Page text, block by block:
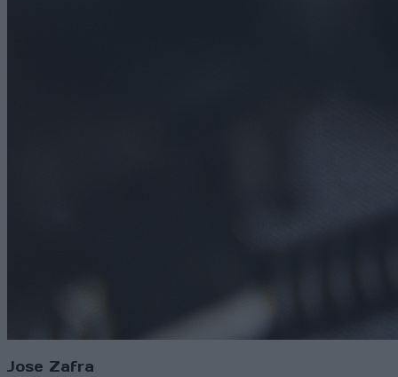
Jose Zafra